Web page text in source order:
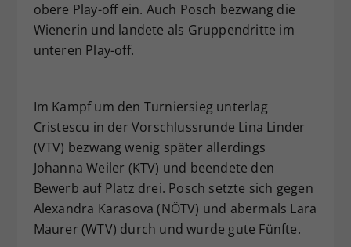
obere Play-off ein. Auch Posch bezwang die
Wienerin und landete als Gruppendritte im
unteren Play-off.
Im Kampf um den Turniersieg unterlag
Cristescu in der Vorschlussrunde Lina Linder
(VTV) bezwang wenig später allerdings
Johanna Weiler (KTV) und beendete den
Bewerb auf Platz drei. Posch setzte sich gegen
Alexandra Karasova (NÖTV) und abermals Lara
Maurer (WTV) durch und wurde gute Fünfte.